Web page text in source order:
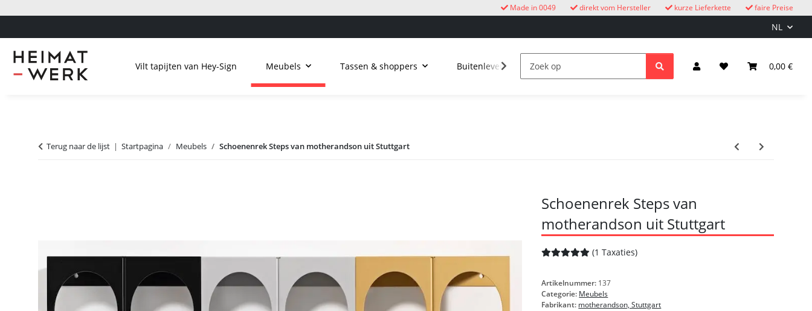
faire Preise
kurze Lieferkette
direkt vom Hersteller
Made in 0049
NL
0,00 €
Vilt tapijten van Hey-Sign Meubels Tassen & shoppers Buitenleven koekoeksklokken Kinderen Licht & Elektriciteit
Terug naar de lijst Startpagina Meubels Schoenenrek Steps van motherandson uit Stuttgart
Schoenenrek Steps van
motherandson uit Stuttgart
(1 Taxaties)
Artikelnummer: 137
Categorie: Meubels
Fabrikant: motherandson, Stuttgart